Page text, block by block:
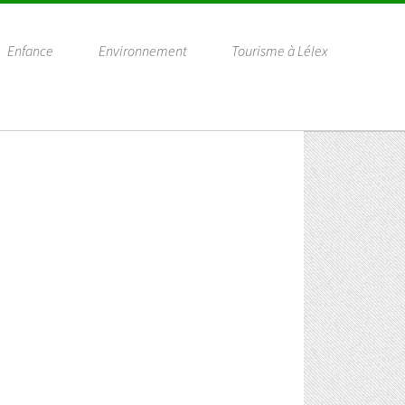
Enfance Environnement Tourisme à Lélex